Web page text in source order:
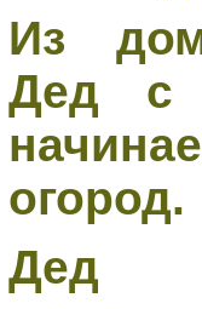
Из
Дед с
огород.
Дед